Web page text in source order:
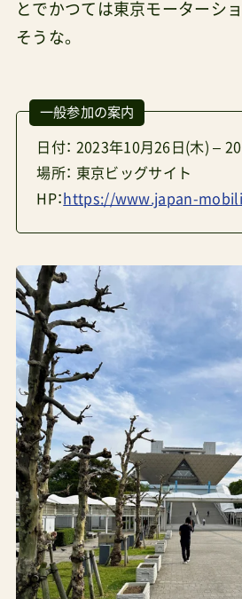
とでかつては東京モーターシ
そうな。
一般参加の案内
日付： 2023年10月26日(木) –
場所： 東京ビッグサイト
HP： https://www.japan-